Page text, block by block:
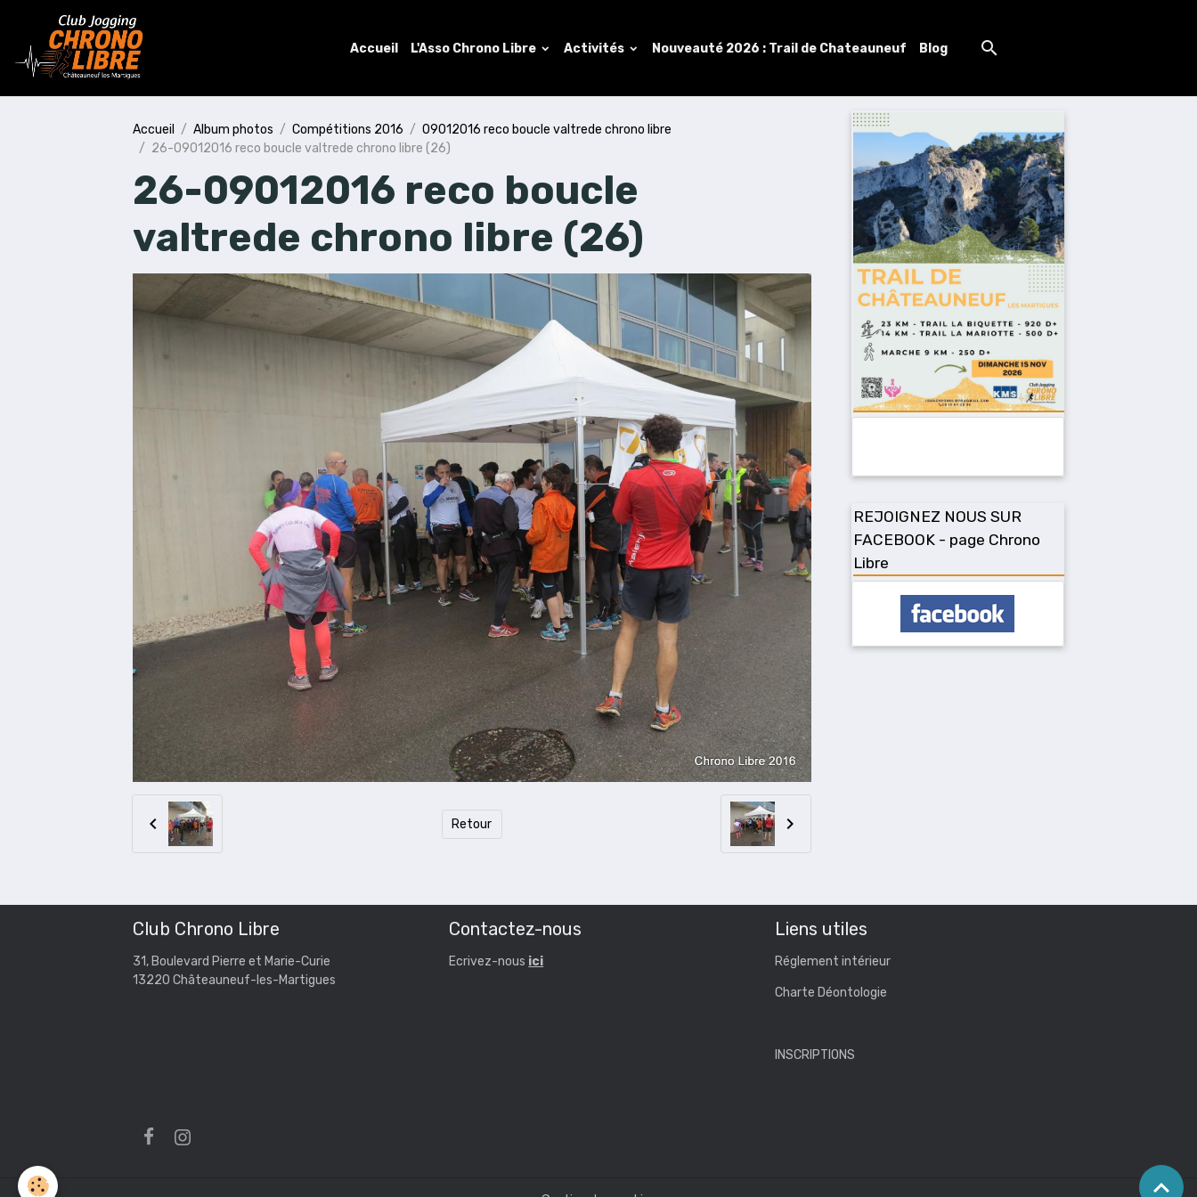
Accueil L'Asso Chrono Libre Activités Nouveauté 2026 : Trail de Chateauneuf Blog
Accueil Album photos Compétitions 2016
09012016 reco boucle valtrede chrono libre
26-09012016 reco boucle valtrede chrono libre (26)
26-09012016 reco boucle
valtrede chrono libre (26)
Retour
REJOIGNEZ NOUS SUR
FACEBOOK - page Chrono
Libre
Club Chrono Libre
31, Boulevard Pierre et Marie-Curie
13220 Châteauneuf-les-Martigues
Contactez-nous
Ecrivez-nous ici
Liens utiles
Réglement intérieur
Charte Déontologie
INSCRIPTIONS